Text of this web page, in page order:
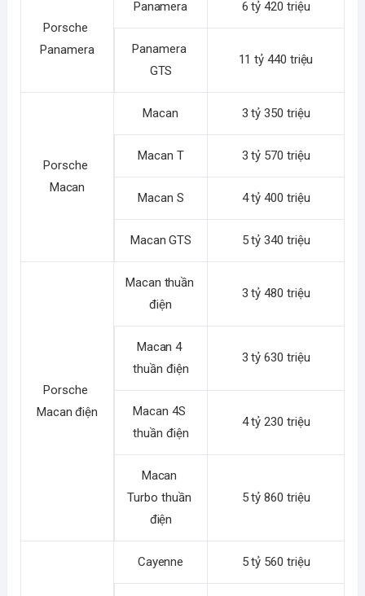
Porsche
Panamera
Panamera 6 tỷ 420 triệu
Panamera
GTS
11 tỷ 440 triệu
Porsche
Macan
Macan 3 tỷ 350 triệu
Macan T 3 tỷ 570 triệu
Macan S 4 tỷ 400 triệu
Macan GTS 5 tỷ 340 triệu
Porsche
Macan điện
Macan thuần
điện
3 tỷ 480 triệu
Macan 4
thuần điện
3 tỷ 630 triệu
Macan 4S
thuần điện
4 tỷ 230 triệu
Macan
Turbo thuần
điện
5 tỷ 860 triệu
Cayenne 5 tỷ 560 triệu